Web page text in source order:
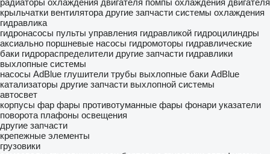
радиаторы охлаждения двигателя помпы охлаждения двигателя
крыльчатки вентилятора другие запчасти системы охлаждения
гидравлика
гидронасосы пульты управления гидравликой гидроцилиндры
аксиально поршневые насосы гидромоторы гидравлические
баки гидрораспределители другие запчасти гидравлики
выхлопные системы
насосы AdBlue глушители трубы выхлопные баки AdBlue
катализаторы другие запчасти выхлопной системы
автосвет
корпусы фар фары противотуманные фары фонари указатели
поворота плафоны освещения
другие запчасти
крепежные элементы
грузовики